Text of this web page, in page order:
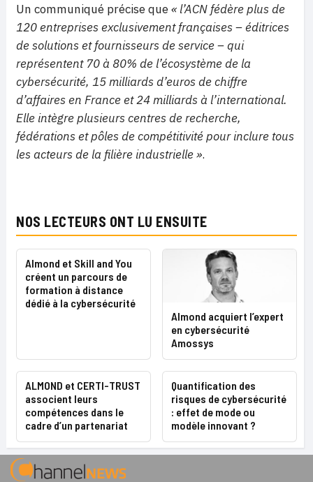
Un communiqué précise que« l’ACN fédère plus de
120 entreprises exclusivement françaises – éditrices
de solutions et fournisseurs de service – qui
représentent 70 à 80% de l’écosystème de la
cybersécurité, 15 milliards d’euros de chiffre
d’affaires en France et 24 milliards à l’international.
Elle intègre plusieurs centres de recherche,
fédérations et pôles de compétitivité pour inclure tous
les acteurs de la filière industrielle ».
NOS LECTEURS ONT LU ENSUITE
Almond et Skill and You
créent un parcours de
formation à distance
dédié à la cybersécurité
Almond acquiert l’expert
en cybersécurité
Amossys
ALMOND et CERTI-TRUST
associent leurs
compétences dans le
cadre d’un partenariat
Quantification des
risques de cybersécurité
: effet de mode ou
modèle innovant ?